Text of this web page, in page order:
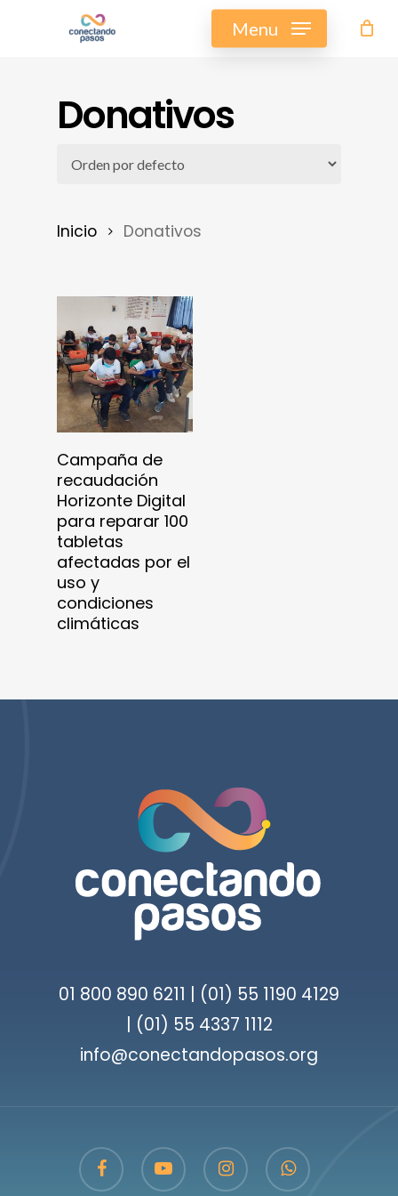
Menu
Donativos
Inicio Donativos
Donar
Campaña de
recaudación
Horizonte Digital
para reparar 100
tabletas
afectadas por el
uso y
condiciones
climáticas
01 800 890 6211 | (01) 55 1190 4129
| (01) 55 4337 1112
info@conectandopasos.org
facebook youtube instagram whatsapp